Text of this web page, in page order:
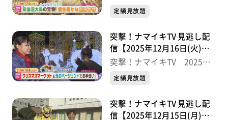
※紹介した商品等は取り扱いが終了している場合があり
ます。
半
定額見放題
突撃！ナマイキTV 見逃し配
信【2025年12月16日(火)放
送分】
突撃！ナマイキTV 2025後
半
定額見放題
突撃！ナマイキTV 見逃し配
信【2025年12月15日(月)放